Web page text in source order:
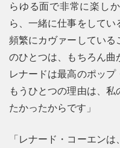
らゆる面で非常に楽し
ら、一緒に仕事をして
頻繁にカヴァーしてい
のひとつは、もちろん曲
レナードは最高のポップ
もうひとつの理由は、
たかったからです」
「レナード・コーエン